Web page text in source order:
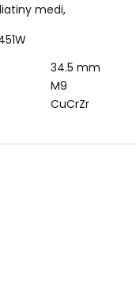
medi,
34.5 mm
M9
CuCrZr